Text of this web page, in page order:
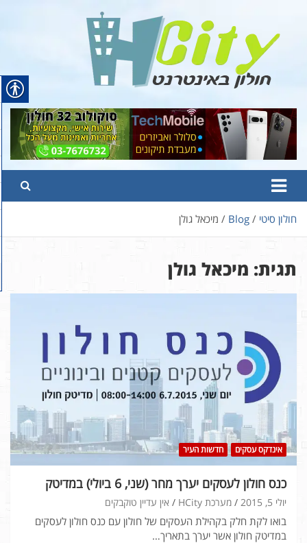
content
Hcity – חולון באינטרנט
פורטל החדשות והמידע של חולון
חולון סיטי Blog מיכאל גולן
תגית: מיכאל גולן
אינדקס עסקים חדשות העיר
כנס חולון לעסקים יערך מחר (שני, 6 ביולי) במדיטק
יולי 5, 2015 מערכת HCity אין עדיין טוקבקים
בואו לקת חלק בקהילת העסקים של חולון עם כנס חולון לעסקים
במדיטק חולון אשר יערך בתאריך…